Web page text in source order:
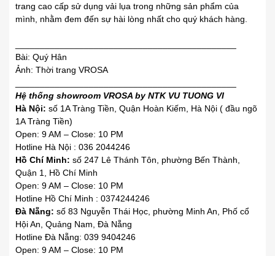
trang cao cấp sử dụng vải lụa trong những sản phẩm của
mình, nhằm đem đến sự hài lòng nhất cho quý khách hàng.
Bài: Quý Hân
Ảnh: Thời trang VROSA
Hệ thống showroom VROSA by NTK VU TUONG VI
Hà Nội: số 1A Tràng Tiền, Quận Hoàn Kiếm, Hà Nội ( đầu ngõ
1A Tràng Tiền)
Open: 9 AM – Close: 10 PM
Hotline Hà Nội : 036 2044246
Hồ Chí Minh: số 247 Lê Thánh Tôn, phường Bến Thành,
Quận 1, Hồ Chí Minh
Open: 9 AM – Close: 10 PM
Hotline Hồ Chí Minh : 0374244246
Đà Nẵng: số 83 Nguyễn Thái Học, phường Minh An, Phố cổ
Hội An, Quảng Nam, Đà Nẵng
Hotline Đà Nẵng: 039 9404246
Open: 9 AM – Close: 10 PM